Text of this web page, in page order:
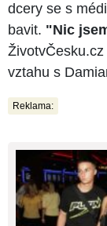
dcery se s
bavit. "Nic
vztahu s
Reklama: